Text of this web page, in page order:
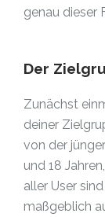
genau dieser
Der
Zunächst
deiner
von der
und 18
aller User
maßgeblich